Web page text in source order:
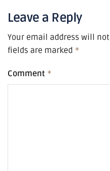
Leave a Reply
Your email address will
fields are marked *
Comment *